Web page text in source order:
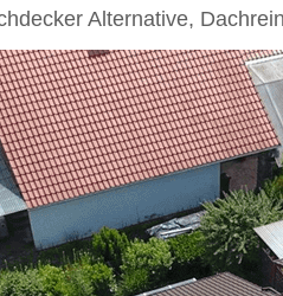
Alternative,